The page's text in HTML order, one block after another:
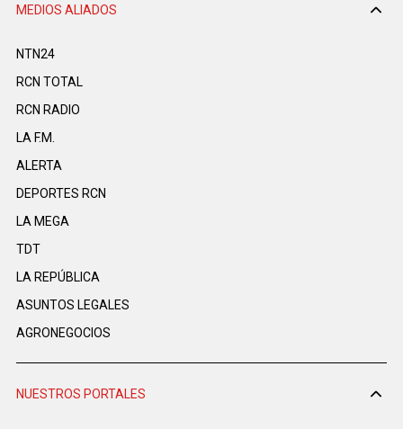
MEDIOS ALIADOS
NTN24
RCN TOTAL
RCN RADIO
LA F.M.
ALERTA
DEPORTES RCN
LA MEGA
TDT
LA REPÚBLICA
ASUNTOS LEGALES
AGRONEGOCIOS
NUESTROS PORTALES